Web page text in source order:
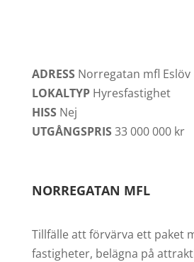
ADRESS Norregatan mfl Eslöv
LOKALTYPHyresfastighet
HISS Nej
UTGÅNGSPRIS33 000 000 kr
NORREGATAN MFL
Tillfälle att förvärva ett paket
fastigheter, belägna på